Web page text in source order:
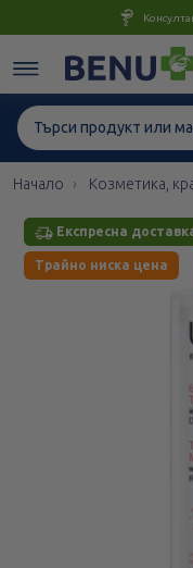
Начало Козметика,
Експресна
ЕтикетиЕкспресна
Трайно ниска цена